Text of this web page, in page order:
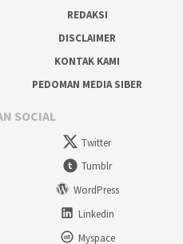
REDAKSI
DISCLAIMER
KONTAK KAMI
PEDOMAN MEDIA SIBER
SOCIAL
Twitter
Tumblr
WordPress
Linkedin
Myspace